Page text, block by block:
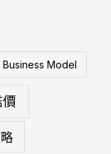
Business Model